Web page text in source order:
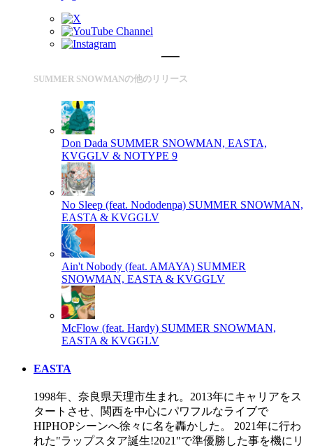
SUMMER SNOWMANの他のリリース
Don Dada SUMMER SNOWMAN, EASTA,
KVGGLV & NOTYPE 9
No Sleep (feat. Nododenpa) SUMMER SNOWMAN,
EASTA & KVGGLV
Ain't Nobody (feat. AMAYA) SUMMER
SNOWMAN, EASTA & KVGGLV
McFlow (feat. Hardy) SUMMER SNOWMAN,
EASTA & KVGGLV
EASTA
1998年、奈良県天理市生まれ。2013年にキャリアをス
タートさせ、関西を中心にパワフルなライブで
HIPHOPシーンへ徐々に名を轟かした。 2021年に行わ
れた"ラップスタア誕生!2021"で準優勝した事を機にリ